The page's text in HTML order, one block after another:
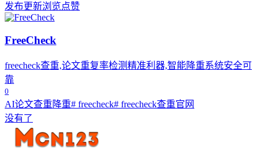
发布更新浏览点赞
FreeCheck
freecheck查重,论文重复率检测精准利器,智能降重系统安全可
靠
0
AI论文查重降重# freecheck# freecheck查重官网
没有了